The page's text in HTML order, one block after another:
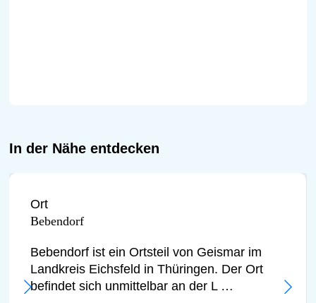
In der Nähe entdecken
Ort
Bebendorf
Bebendorf ist ein Ortsteil von Geismar im
Landkreis Eichsfeld in Thüringen. Der Ort
befindet sich unmittelbar an der L …